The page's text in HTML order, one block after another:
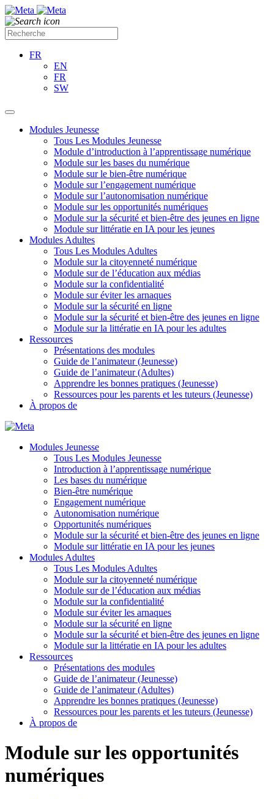
FR
EN
FR
SW
Modules Jeunesse
Tous Les Modules Jeunesse
Module d’introduction à l’apprentissage numérique
Module sur les bases du numérique
Module sur le bien-être numérique
Module sur l’engagement numérique
Module sur l’autonomisation numérique
Module sur les opportunités numériques
Module sur la sécurité et bien-être des jeunes en ligne
Module sur littératie en IA pour les jeunes
Modules Adultes
Tous Les Modules Adultes
Module sur la citoyenneté numérique
Module sur de l’éducation aux médias
Module sur la confidentialité
Module sur éviter les arnaques
Module sur la sécurité en ligne
Module sur la sécurité et bien-être des jeunes en ligne
Module sur la littératie en IA pour les adultes
Ressources
Présentations des modules
Guide de l’animateur (Jeunesse)
Guide de l’animateur (Adultes)
Apprendre les bonnes pratiques (Jeunesse)
Ressources pour les parents et les tuteurs (Jeunesse)
À propos de
Modules Jeunesse
Tous Les Modules Jeunesse
Introduction à l’apprentissage numérique
Les bases du numérique
Bien-être numérique
Engagement numérique
Autonomisation numérique
Opportunités numériques
Module sur la sécurité et bien-être des jeunes en ligne
Module sur littératie en IA pour les jeunes
Modules Adultes
Tous Les Modules Adultes
Module sur la citoyenneté numérique
Module sur de l’éducation aux médias
Module sur la confidentialité
Module sur éviter les arnaques
Module sur la sécurité en ligne
Module sur la sécurité et bien-être des jeunes en ligne
Module sur la littératie en IA pour les adultes
Ressources
Présentations des modules
Guide de l’animateur (Jeunesse)
Guide de l’animateur (Adultes)
Apprendre les bonnes pratiques (Jeunesse)
Ressources pour les parents et les tuteurs (Jeunesse)
À propos de
Module sur les opportunités
numériques